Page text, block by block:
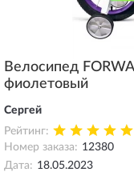
Велосипед
фиолетовый
Сергей
Рейтинг:
Номер заказа: 12380
Дата: 18.05.2023